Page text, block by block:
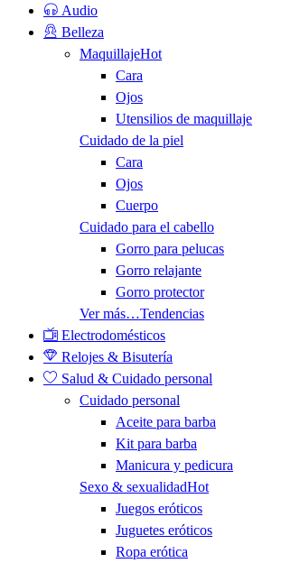
Audio
Belleza
MaquillajeHot
Cara
Ojos
Utensilios de maquillaje
Cuidado de la piel
Cara
Ojos
Cuerpo
Cuidado para el cabello
Gorro para pelucas
Gorro relajante
Gorro protector
Ver más…Tendencias
Electrodomésticos
Relojes & Bisutería
Salud & Cuidado personal
Cuidado personal
Aceite para barba
Kit para barba
Manicura y pedicura
Sexo & sexualidadHot
Juegos eróticos
Juguetes eróticos
Ropa erótica